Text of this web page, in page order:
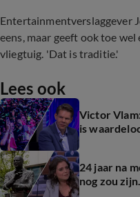
Entertainmentverslaggever
eens, maar geeft ook toe
vliegtuig. 'Dat is traditie.'
Lees ook
Victor
is
24 jaar na
nog zou